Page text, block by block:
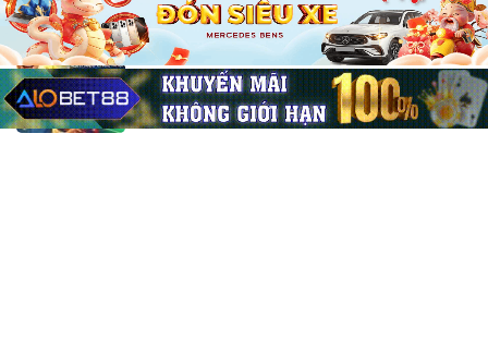
Xác suất trúng giải đặc biệt: Nắm mẹo
chơi, nhận thưởng lớn
30/05/2026